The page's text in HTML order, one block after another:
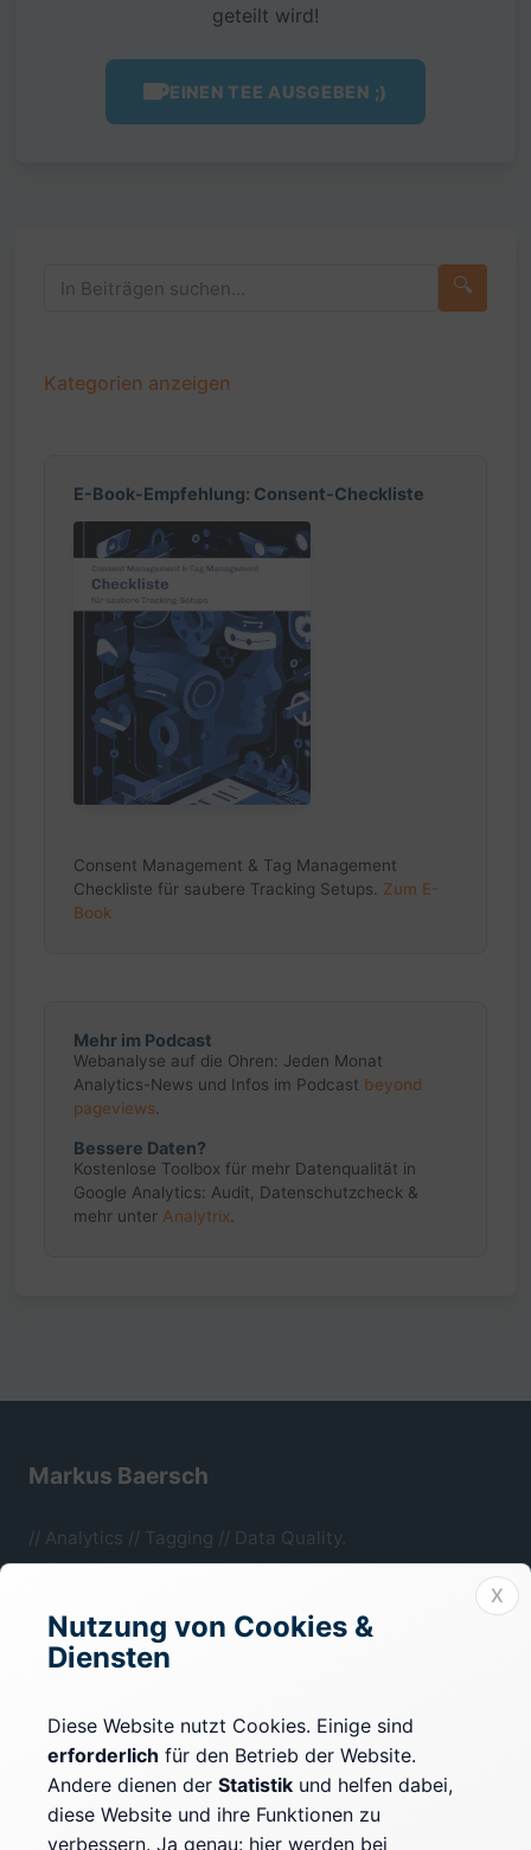
🔍
Kategorien anzeigen
E-Book-Empfehlung: Consent-Checkliste
Consent Management & Tag Management
Checkliste für saubere Tracking Setups. Zum E-
Book
Mehr im Podcast
Webanalyse auf die Ohren: Jeden Monat
Analytics-News und Infos im Podcast beyond
pageviews.
Bessere Daten?
Kostenlose Toolbox für mehr Datenqualität in
Google Analytics: Audit, Datenschutzcheck &
mehr unter Analytrix.
geteilt wird!
EINEN TEE AUSGEBEN ;)
Markus Baersch
// Analytics // Tagging // Data Quality.
Mönchengladbach, NRW.
Rechtliches
Impressum
Datenschutz
Cookie-Einstellungen
X
Nutzung von Cookies &
Diensten
Diese Website nutzt Cookies. Einige sind
erforderlich für den Betrieb der Website.
Andere dienen der Statistik und helfen dabei,
diese Website und ihre Funktionen zu
verbessern. Ja genau: hier werden bei